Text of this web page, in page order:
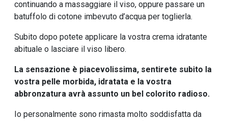
continuando a massaggiare il viso, oppure passare un
batuffolo di cotone imbevuto d’acqua per toglierla.
Subito dopo potete applicare la vostra crema idratante
abituale o lasciare il viso libero.
La sensazione è piacevolissima, sentirete subito la
vostra pelle morbida, idratata e la vostra
abbronzatura avrà assunto un bel colorito radioso.
Io personalmente sono rimasta molto soddisfatta da